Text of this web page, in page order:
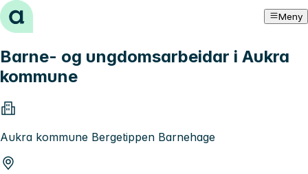
Hopp til innhold Meny
Barne- og ungdomsarbeidar i Aukra
kommune
Aukra kommune Bergetippen Barnehage